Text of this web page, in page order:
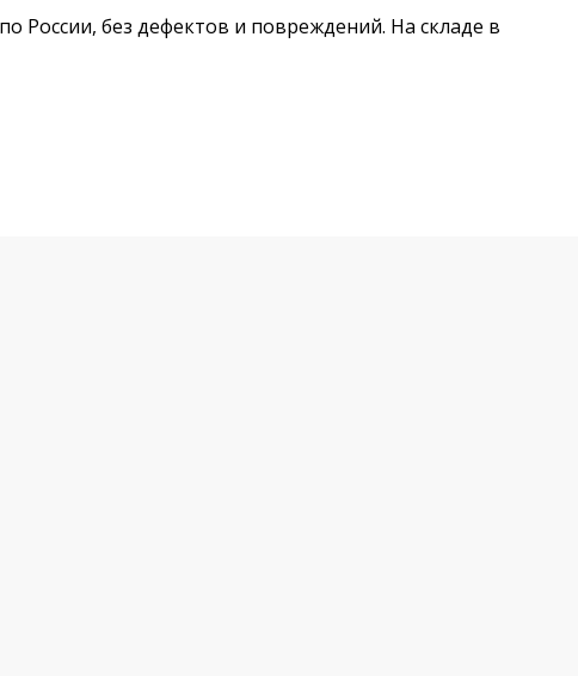
России, без дефектов и повреждений. На складе в